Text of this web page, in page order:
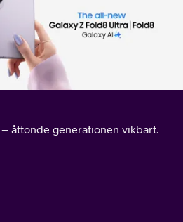
– åttonde generationen vikbart.